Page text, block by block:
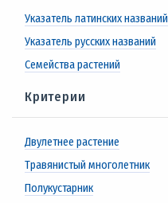
Указатель латинских названий
Указатель русских названий
Семейства растений
Критерии
Двулетнее растение
Травянистый многолетник
Полукустарник